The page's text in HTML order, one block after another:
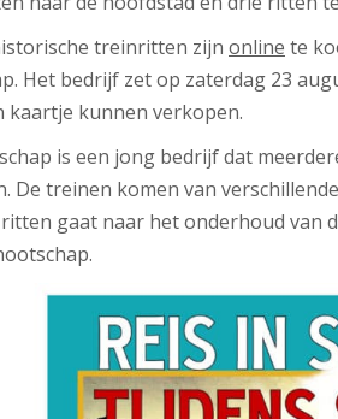
treinritten zijn online te
Het bedrijf zet op zaterdag 23
kaartje kunnen verkopen.
is een jong bedrijf dat
De treinen komen van
gaat naar het onderhoud van